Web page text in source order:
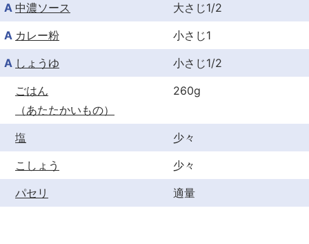
A 中濃ソース
大さじ1/2
A カレー粉
小さじ1
A しょうゆ
小さじ1/2
ごはん
（あたたかいもの）
260g
塩
少々
こしょう
少々
パセリ
適量